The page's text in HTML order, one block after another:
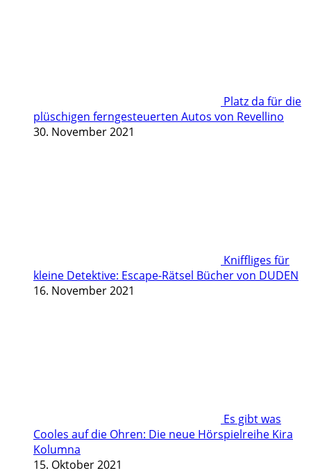
Platz da für die
plüschigen ferngesteuerten Autos von Revellino
30. November 2021
Kniffliges für
kleine Detektive: Escape-Rätsel Bücher von DUDEN
16. November 2021
Es gibt was
Cooles auf die Ohren: Die neue Hörspielreihe Kira
Kolumna
15. Oktober 2021